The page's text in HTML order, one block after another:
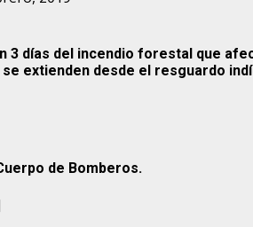
3 días del incendio forestal que
extienden desde el resguardo
de Bomberos.